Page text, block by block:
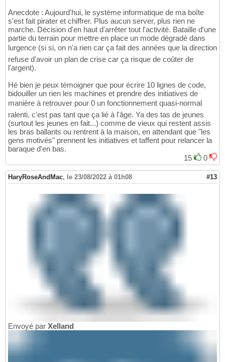
Anecdote : Aujourd'hui, le système informatique de ma boîte
s'est fait pirater et chiffrer. Plus aucun server, plus rien ne
marche. Décision d'en haut d'arrêter tout l'activité. Bataille d'une
partie du terrain pour mettre en place un mode dégradé dans
lurgence (si si, on n'a rien car ça fait des années que la direction
refuse d'avoir un plan de crise car ça risque de coûter de
l'argent).
Hé bien je peux témoigner que pour écrire 10 lignes de code,
bidouiller un rien les machines et prendre des initiatives de
manière à retrouver pour 0 un fonctionnement quasi-normal
ralenti, c'est pas tant que ça lié à l'âge. Ya des tas de jeunes
(surtout les jeunes en fait...) comme de vieux qui restent assis
les bras ballants ou rentrent à la maison, en attendant que "les
gens motivés" prennent les initiatives et taffent pour relancer la
baraque d'en bas.
15
0
HaryRoseAndMac, le 23/08/2022 à 01h08 #13
Envoyé par Xelland